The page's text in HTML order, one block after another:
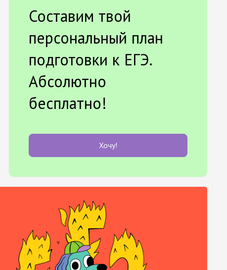
Составим твой
персональный план
подготовки к ЕГЭ.
Абсолютно
бесплатно!
Хочу!